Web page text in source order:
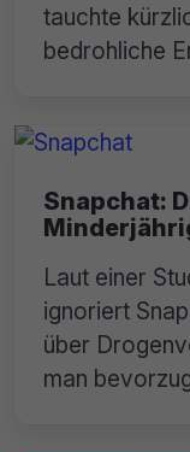
tauchte
bedrohliche
Snapchat:
Laut einer
ignoriert
über
man